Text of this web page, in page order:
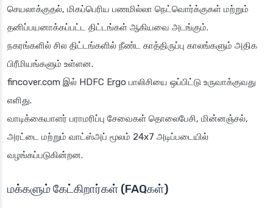
செயலாக்குதல், மிகப்பெரிய பணமில்லா நெட்வொர்க்குகள் மற்றும்
தனிப்பயனாக்கப்பட்ட திட்டங்கள் ஆகியவை அடங்கும்.
நகரங்களில் சில திட்டங்களில் நீண்ட காத்திருப்பு காலங்களும் அதிக
பிரீமியங்களும் உள்ளன.
fincover.com இல் HDFC Ergo பாலிசியை ஒப்பிட்டு உருவாக்குவது
எளிது.
வாடிக்கையாளர் பராமரிப்பு சேவைகள் தொலைபேசி, மின்னஞ்சல்,
அரட்டை மற்றும் வாட்ஸ்அப் மூலம் 24x7 அடிப்படையில்
வழங்கப்படுகின்றன.
மக்களும் கேட்கிறார்கள் (FAQகள்)